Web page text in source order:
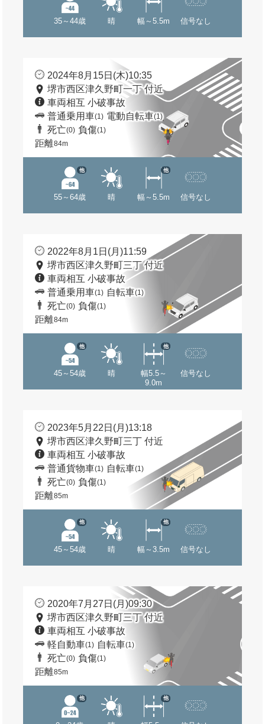
35～44歳 晴 幅～5.5m 信号なし
2024年8月15日(木)10:35
堺市西区津久野町一丁 付近
車両相互 小破事故
普通乗用車(1) 電動自転車(1)
死亡(0) 負傷(1)
距離84m
55～64歳
他
晴 幅～5.5m
他
信号なし
2022年8月1日(月)11:59
堺市西区津久野町三丁 付近
車両相互 小破事故
普通乗用車(1) 自転車(1)
死亡(0) 負傷(1)
距離84m
45～54歳
他
晴
幅5.5～
9.0m
他
信号なし
2023年5月22日(月)13:18
堺市西区津久野町三丁 付近
車両相互 小破事故
普通貨物車(1) 自転車(1)
死亡(0) 負傷(1)
距離85m
45～54歳
他
晴 幅～3.5m
他
信号なし
2020年7月27日(月)09:30
堺市西区津久野町三丁 付近
車両相互 小破事故
軽自動車(1) 自転車(1)
死亡(0) 負傷(1)
距離85m
他 他